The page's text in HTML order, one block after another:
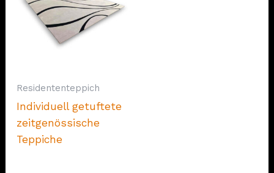
Residententeppich
Individuell getuftete
zeitgenössische
Teppiche